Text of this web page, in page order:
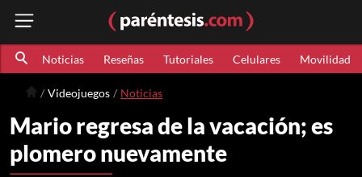
Noticias Reseñas Tutoriales Celulares Movilidad
Videojuegos Noticias
Mario regresa de la vacación; es
plomero nuevamente